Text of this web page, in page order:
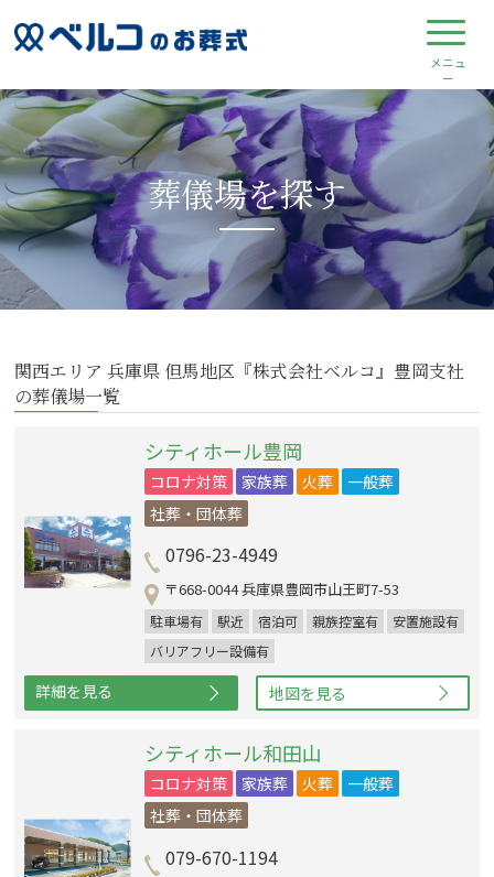
葬儀場を探す
関西エリア 兵庫県 但馬地区『株式会社ベルコ』豊岡支社
の葬儀場一覧
シティホール豊岡
コロナ対策 家族葬 火葬
一般葬
社葬・団体葬
0796-23-4949
〒668-0044 兵庫県豊岡市山王町7-53
駐車場有 駅近 宿泊可 親族控室有
安置施設有
バリアフリー設備有
詳細を見る 地図を見る
シティホール和田山
コロナ対策 家族葬 火葬
一般葬
社葬・団体葬
079-670-1194